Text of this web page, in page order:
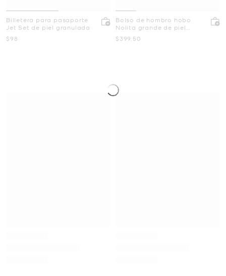
Billetera para pasaporte
Jet Set de piel granulada
Ahora
$98
Bolso de hombro hobo
Nolita grande de piel
granulada
Ahora
$399.50